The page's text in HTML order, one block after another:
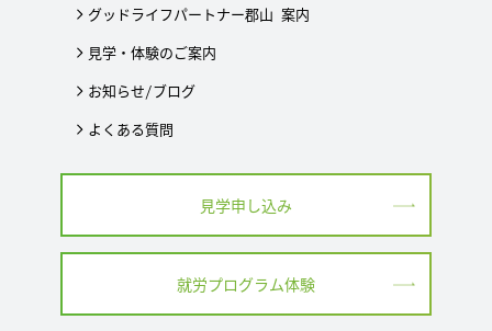
グッドライフパートナー郡山 案内
見学・体験のご案内
お知らせ/ブログ
よくある質問
見学申し込み
就労プログラム体験